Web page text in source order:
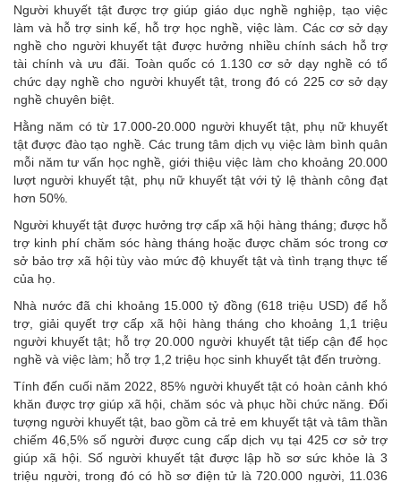
Người khuyết tật được trợ giúp giáo dục nghề nghiệp, tạo việc
làm và hỗ trợ sinh kế, hỗ trợ học nghề, việc làm. Các cơ sở dạy
nghề cho người khuyết tật được hưởng nhiều chính sách hỗ trợ
tài chính và ưu đãi. Toàn quốc có 1.130 cơ sở dạy nghề có tổ
chức dạy nghề cho người khuyết tật, trong đó có 225 cơ sở dạy
nghề chuyên biệt.
Hằng năm có từ 17.000-20.000 người khuyết tật, phụ nữ khuyết
tật được đào tạo nghề. Các trung tâm dịch vụ việc làm bình quân
mỗi năm tư vấn học nghề, giới thiệu việc làm cho khoảng 20.000
lượt người khuyết tật, phụ nữ khuyết tật với tỷ lệ thành công đạt
hơn 50%.
Người khuyết tật được hưởng trợ cấp xã hội hàng tháng; được hỗ
trợ kinh phí chăm sóc hàng tháng hoặc được chăm sóc trong cơ
sở bảo trợ xã hội tùy vào mức độ khuyết tật và tình trạng thực tế
của họ.
Nhà nước đã chi khoảng 15.000 tỷ đồng (618 triệu USD) để hỗ
trợ, giải quyết trợ cấp xã hội hàng tháng cho khoảng 1,1 triệu
người khuyết tật; hỗ trợ 20.000 người khuyết tật tiếp cận để học
nghề và việc làm; hỗ trợ 1,2 triệu học sinh khuyết tật đến trường.
Tính đến cuối năm 2022, 85% người khuyết tật có hoàn cảnh khó
khăn được trợ giúp xã hội, chăm sóc và phục hồi chức năng. Đối
tượng người khuyết tật, bao gồm cả trẻ em khuyết tật và tâm thần
chiếm 46,5% số người được cung cấp dịch vụ tại 425 cơ sở trợ
giúp xã hội. Số người khuyết tật được lập hồ sơ sức khỏe là 3
triệu người, trong đó có hồ sơ điện tử là 720.000 người, 11.036